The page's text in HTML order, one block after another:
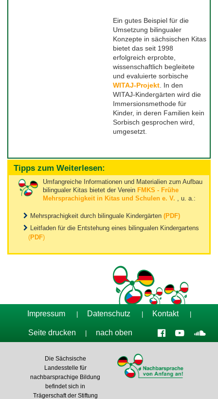
Ein gutes Beispiel für die
Umsetzung bilingualer
Konzepte in sächsischen Kitas
bietet das seit 1998
erfolgreich erprobte,
wissenschaftlich begleitete
und evaluierte sorbische
WITAJ-Projekt . In den
WITAJ-Kindergärten wird die
Immersionsmethode für
Kinder, in deren Familien kein
Sorbisch gesprochen wird,
umgesetzt.
Tipps zum Weiterlesen:
Umfangreiche Informationen und Materialien zum Aufbau
bilingualer Kitas bietet der Verein FMKS - Frühe
Mehrsprachigkeit in Kitas und Schulen e. V. , u. a.:
Mehrsprachigkeit durch bilinguale Kindergärten (PDF)
Leitfaden für die Entstehung eines bilingualen Kindergartens
(PDF)
Impressum Datenschutz Kontakt
Seite drucken nach oben
Die Sächsische
Landesstelle für
nachbarsprachige Bildung
befindet sich in
Trägerschaft der Stiftung